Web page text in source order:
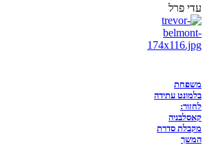
עדי פרל
משפחת
בלמונט עתידה
לחזור:
קאסלבניה
מקבלת סדרת
המשך